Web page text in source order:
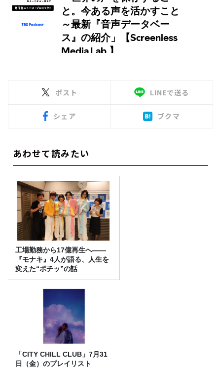
ポスト LINEで送る
シェア ブクマ
あわせて読みたい
工場勤務から17億再生へ——
『モナキ』4人が語る、人生を
変えた“ポチッ”の話
「CITY CHILL CLUB」7月31
日（金）のプレイリスト